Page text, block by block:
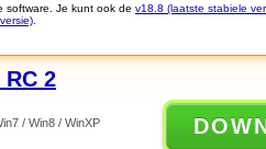
software. Je kunt ook de v18.8 (laatste stabiele
2
/ Win8 / WinXP